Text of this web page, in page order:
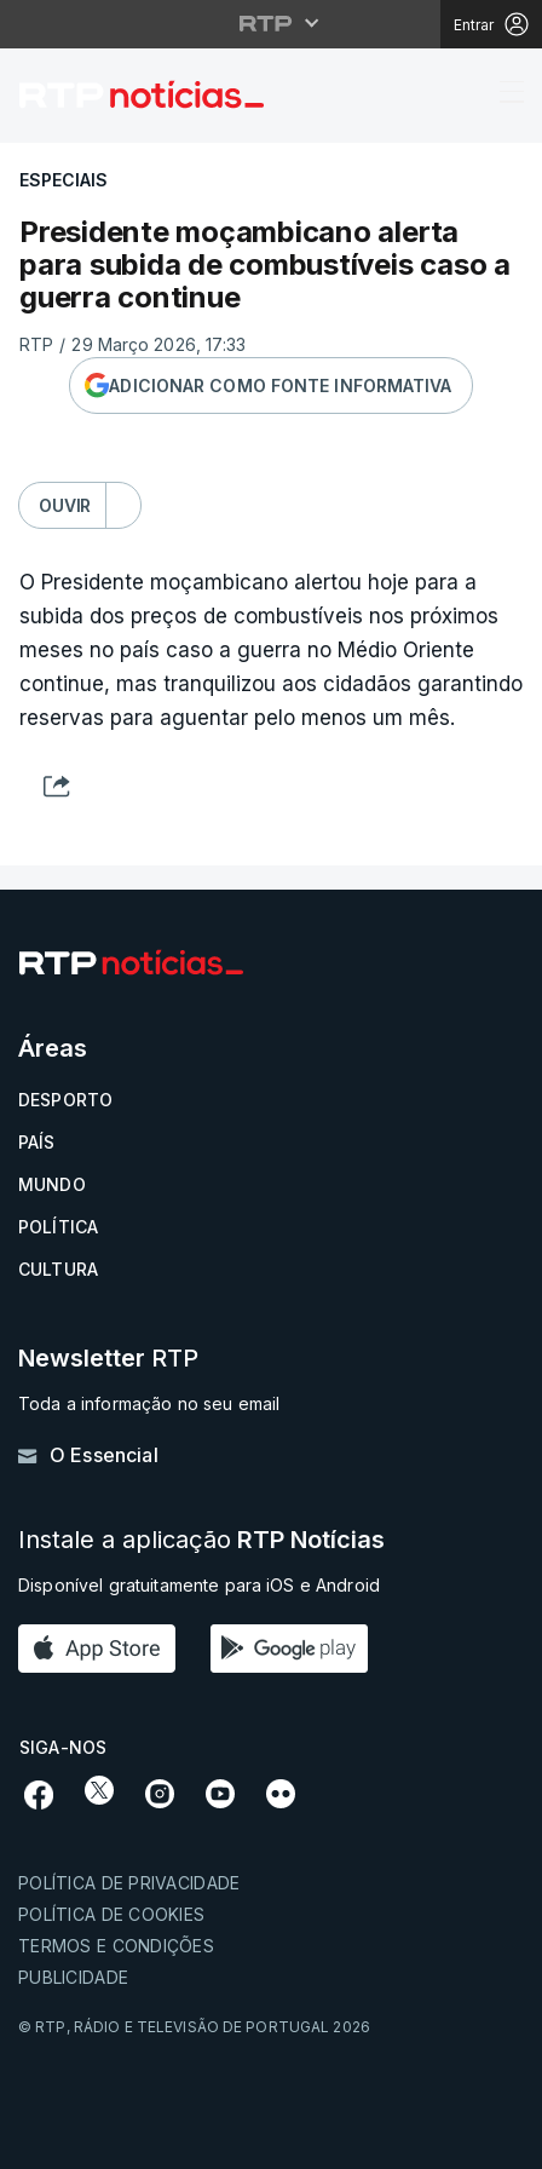
Entrar
Presidente
ESPECIAIS
Presidente moçambicano alerta
para subida de combustíveis caso a
guerra continue
RTP / 29 Março 2026, 17:33
ADICIONAR COMO FONTE INFORMATIVA
OUVIR
O Presidente moçambicano alertou hoje para a
subida dos preços de combustíveis nos próximos
meses no país caso a guerra no Médio Oriente
continue, mas tranquilizou aos cidadãos garantindo
reservas para aguentar pelo menos um mês.
Áreas
DESPORTO
PAÍS
MUNDO
POLÍTICA
CULTURA
Newsletter RTP
Toda a informação no seu email
O Essencial
Instale a aplicação RTP Notícias
Disponível gratuitamente para iOS e Android
SIGA-NOS
POLÍTICA DE PRIVACIDADE
POLÍTICA DE COOKIES
TERMOS E CONDIÇÕES
PUBLICIDADE
© RTP, RÁDIO E TELEVISÃO DE PORTUGAL 2026